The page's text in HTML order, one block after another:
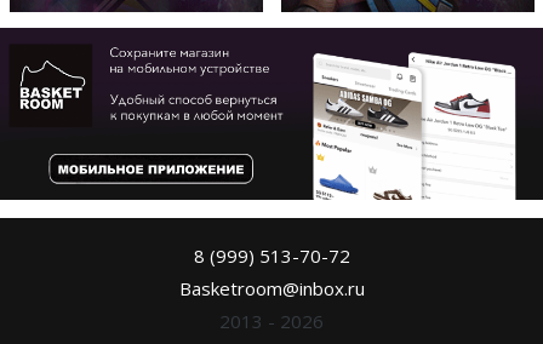
8 (999) 513-70-72
Basketroom@inbox.ru
2013 - 2026